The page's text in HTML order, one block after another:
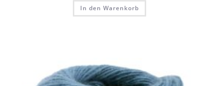
In den Warenkorb